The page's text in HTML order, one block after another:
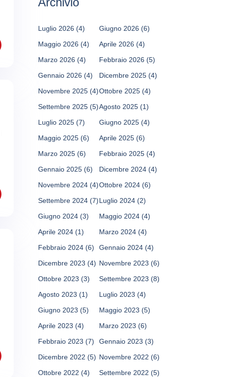
Luglio 2026 (4) Giugno 2026 (6)
Maggio 2026 (4) Aprile 2026 (4)
Marzo 2026 (4) Febbraio 2026 (5)
Gennaio 2026 (4) Dicembre 2025 (4)
Novembre 2025 (4)Ottobre 2025 (4)
Settembre 2025 (5)Agosto 2025 (1)
Luglio 2025 (7) Giugno 2025 (4)
Maggio 2025 (6) Aprile 2025 (6)
Marzo 2025 (6) Febbraio 2025 (4)
Gennaio 2025 (6) Dicembre 2024 (4)
Novembre 2024 (4)Ottobre 2024 (6)
Settembre 2024 (7)Luglio 2024 (2)
Giugno 2024 (3) Maggio 2024 (4)
Aprile 2024 (1) Marzo 2024 (4)
Febbraio 2024 (6) Gennaio 2024 (4)
Dicembre 2023 (4) Novembre 2023 (6)
Ottobre 2023 (3) Settembre 2023 (8)
Agosto 2023 (1) Luglio 2023 (4)
Giugno 2023 (5) Maggio 2023 (5)
Aprile 2023 (4) Marzo 2023 (6)
Febbraio 2023 (7) Gennaio 2023 (3)
Dicembre 2022 (5) Novembre 2022 (6)
Ottobre 2022 (4) Settembre 2022 (5)